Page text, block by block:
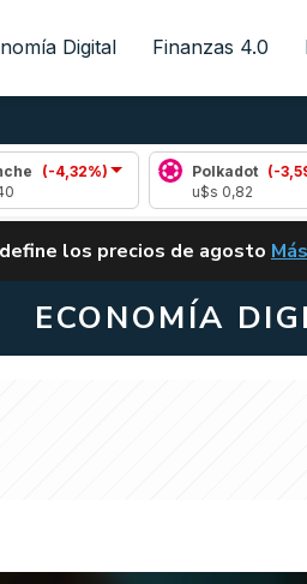
Digital Finanzas 4.0
Polkadot
(-3,59%)
ALERTA
los precios de agosto
ECONOMÍA